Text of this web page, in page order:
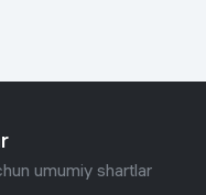
umumiy shartlar